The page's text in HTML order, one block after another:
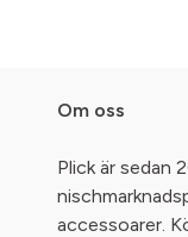
Om oss
Plick är sedan
accessoarer.